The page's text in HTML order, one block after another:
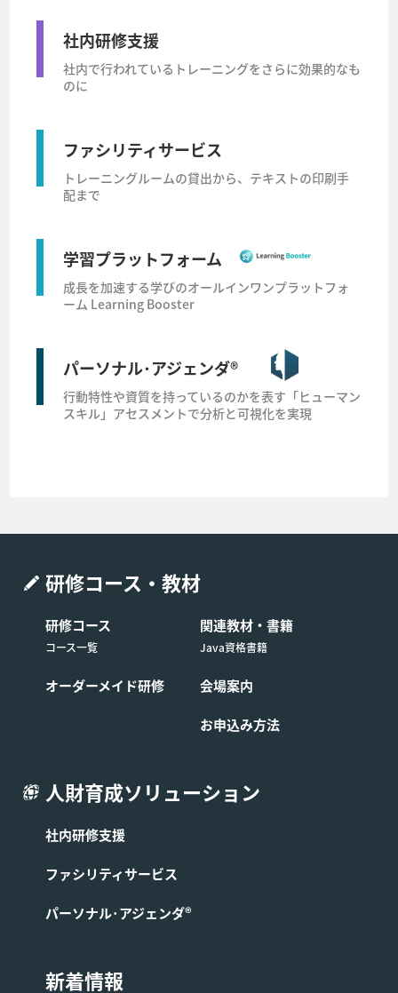
社内研修支援
社内で行われているトレーニングをさらに効果的なも
のに
ファシリティサービス
トレーニングルームの貸出から、テキストの印刷手
配まで
学習プラットフォーム
成長を加速する学びのオールインワンプラットフォ
ーム Learning Booster
パーソナル･アジェンダ®
行動特性や資質を持っているのかを表す「ヒューマン
スキル」アセスメントで分析と可視化を実現
研修コース・教材
研修コース
コース一覧
オーダーメイド研修
関連教材・書籍
Java資格書籍
会場案内
お申込み方法
人財育成ソリューション
社内研修支援
ファシリティサービス
パーソナル･アジェンダ®
新着情報